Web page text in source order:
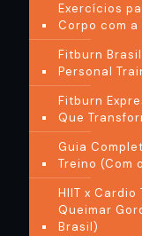
Exercícios
Corpo com
Fitburn
Personal
Fitburn
Que
Guia
Treino (Com
HIIT x
Queimar
Brasil)